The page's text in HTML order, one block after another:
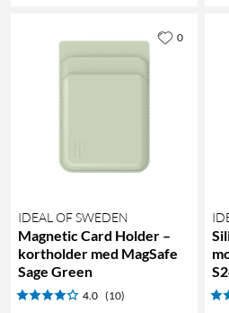
IDEAL OF SWEDEN
Magnetic Card Holder –
kortholder med MagSafe
Sage Green
4.0 (10)
0